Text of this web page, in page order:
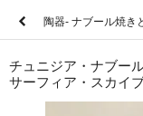
陶器- ナブール焼き
チュニジア・ナブ
サーフィア・スカイ